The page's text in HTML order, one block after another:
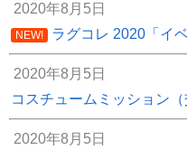
2020年8月5日
NEW! ラグコレ 2020「イ
2020年8月5日
コスチュームミッション
2020年8月5日